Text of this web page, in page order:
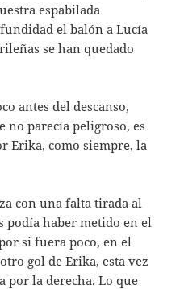
espabilada
el balón a Lucía
se han quedado
antes del descanso,
no parecía peligroso, es
Erika, como siempre, la
con una falta tirada al
podía haber metido en el
si fuera poco, en el
gol de Erika, esta vez
por la derecha. Lo que